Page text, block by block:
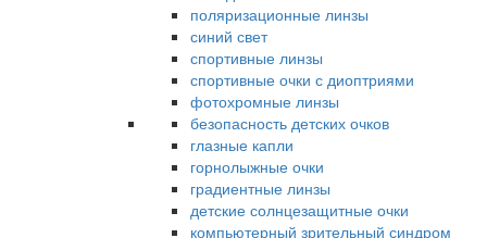
поляризационные линзы
синий свет
спортивные линзы
спортивные очки с диоптриями
фотохромные линзы
безопасность детских очков
глазные капли
горнолыжные очки
градиентные линзы
детские солнцезащитные очки
компьютерный зрительный синдром